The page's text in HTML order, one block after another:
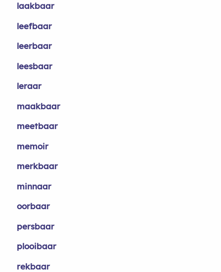
laakbaar
leefbaar
leerbaar
leesbaar
leraar
maakbaar
meetbaar
memoir
merkbaar
minnaar
oorbaar
persbaar
plooibaar
rekbaar